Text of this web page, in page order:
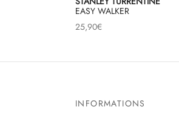
EASY WALKER
25,90€
INFORMATIONS